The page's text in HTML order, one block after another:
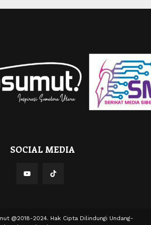
SOCIAL MEDIA
@2018-2024. Hak Cipta Dilindungi Undang-